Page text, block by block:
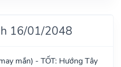
16/01/2048
mắn) - TỐT: Hướng Tây